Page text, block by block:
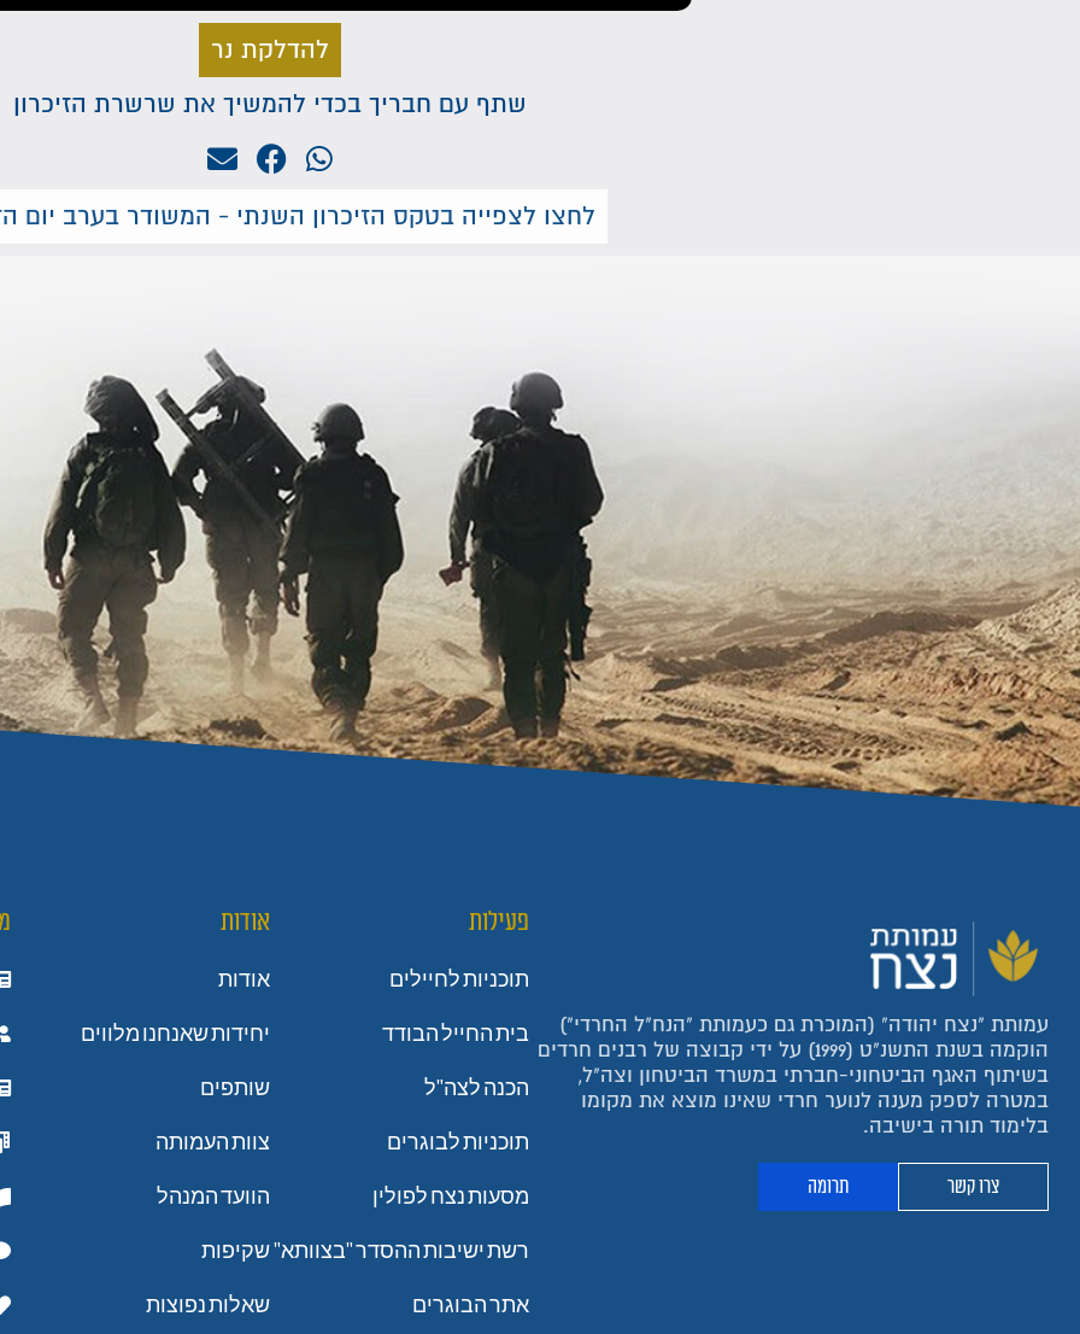
להדלקת נר
שתף עם חבריך בכדי להמשיך את שרשרת הזיכרון
לחצו לצפייה בטקס הזיכרון השנתי - המשודר בערב יום
עמותת "נצח יהודה" (המוכרת גם כעמותת "הנח"ל החרדי")
הוקמה בשנת התשנ"ט (1999) על ידי קבוצה של רבנים חרדים
בשיתוף האגף הביטחוני-חברתי במשרד הביטחון וצה"ל,
במטרה לספק מענה לנוער חרדי שאינו מוצא את מקומו
בלימוד תורה בישיבה.
צרו קשר תרומה
פעילות
תוכניות לחיילים
בית החייל הבודד
הכנה לצה"ל
תוכניות לבוגרים
מסעות נצח לפולין
רשת ישיבות ההסדר "בצוותא"
אתר הבוגרים
אודות
אודות
יחידות שאנחנו מלווים
שותפים
צוות העמותה
הוועד המנהל
שקיפות
שאלות נפוצות